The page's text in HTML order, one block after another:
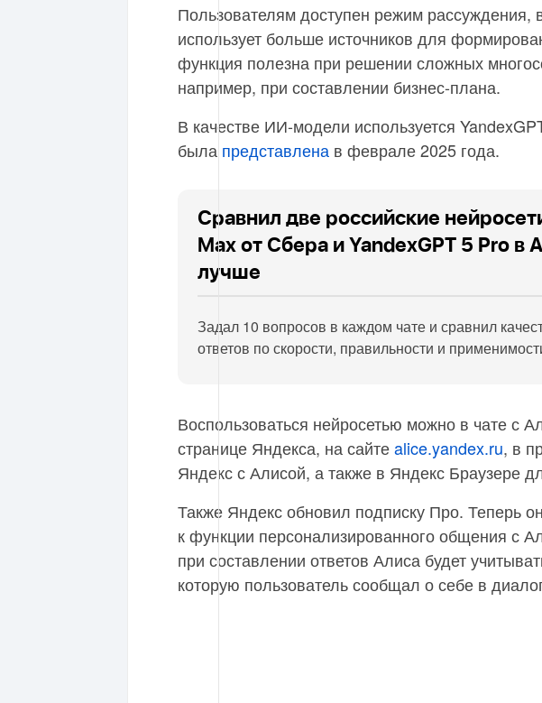
Пользователям доступен режим рассуждения,
использует больше источников для
функция полезна при решении сложных
например, при составлении бизнес-плана.
В качестве ИИ-модели используется
была представлена в феврале 2025 года.
Сравнил две российские
Max от Сбера и YandexGPT 5 Pro в
лучше
Задал 10 вопросов в каждом чате и сравнил
ответов по скорости, правильности и
Воспользоваться нейросетью можно в чате с
странице Яндекса, на сайтеalice.yandex.ru, в
Яндекс с Алисой, а также в Яндекс Браузере
Также Яндекс обновил подписку Про. Теперь
к функции персонализированного общения с
при составлении ответов Алиса будет
которую пользователь сообщал о себе в